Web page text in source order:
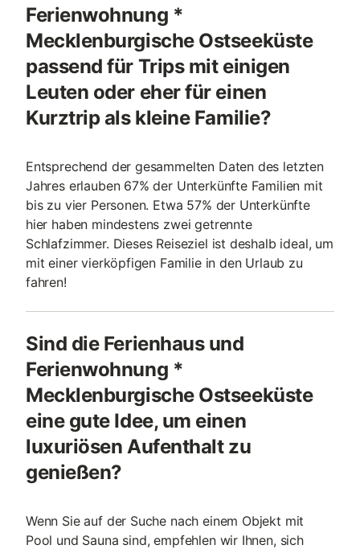
Ferienwohnung *
Mecklenburgische Ostseeküste
passend für Trips mit einigen
Leuten oder eher für einen
Kurztrip als kleine Familie?
Entsprechend der gesammelten Daten des letzten
Jahres erlauben 67% der Unterkünfte Familien mit
bis zu vier Personen. Etwa 57% der Unterkünfte
hier haben mindestens zwei getrennte
Schlafzimmer. Dieses Reiseziel ist deshalb ideal, um
mit einer vierköpfigen Familie in den Urlaub zu
fahren!
Sind die Ferienhaus und
Ferienwohnung *
Mecklenburgische Ostseeküste
eine gute Idee, um einen
luxuriösen Aufenthalt zu
genießen?
Wenn Sie auf der Suche nach einem Objekt mit
Pool und Sauna sind, empfehlen wir Ihnen, sich